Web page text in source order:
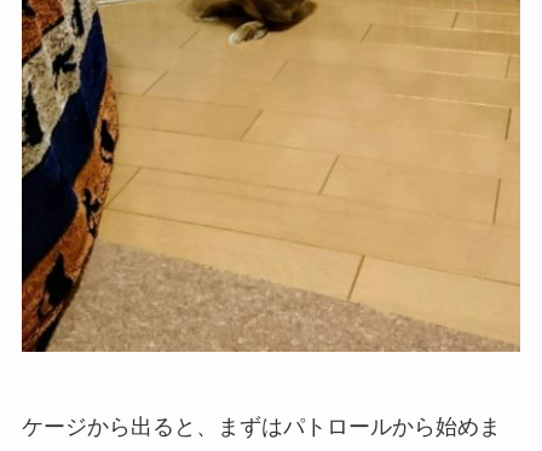
ケージから出ると、まずはパトロールから始めま